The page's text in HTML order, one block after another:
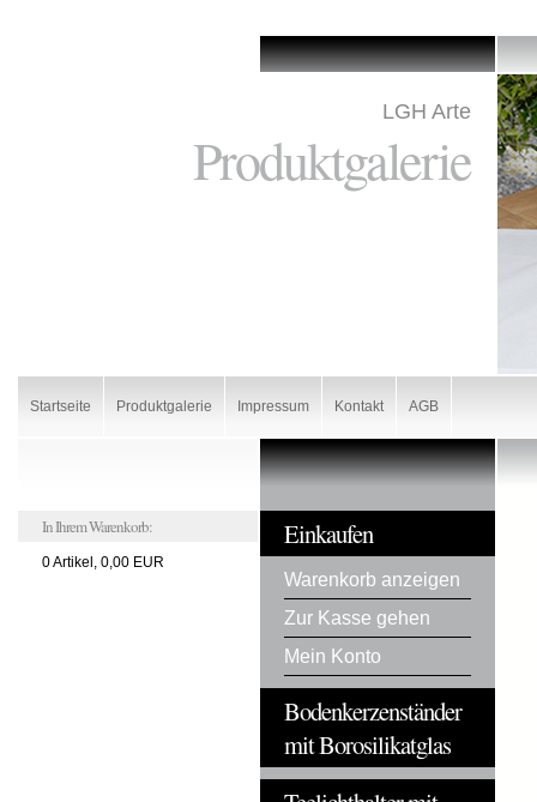
LGH Arte
Produktgalerie
Startseite Produktgalerie Impressum Kontakt AGB
In Ihrem Warenkorb:
0Artikel, 0,00 EUR
Einkaufen
Warenkorb anzeigen
Zur Kasse gehen
Mein Konto
Bodenkerzenständer
mit Borosilikatglas